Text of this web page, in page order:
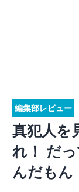
編集部レビュー
真犯人を
れ！ だ
んだもん